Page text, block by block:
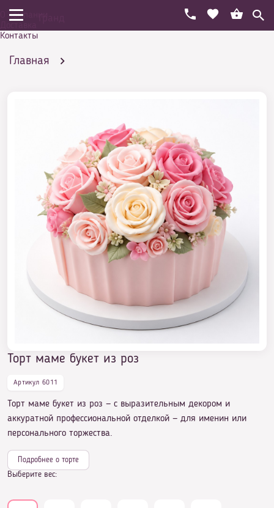
О компании
Контакты
Главная
Праздничный торт на день рождения
Женщине Торт маме на заказ
Торт маме букет из роз
Торт маме букет из роз
Артикул 6011
Торт маме букет из роз — с выразительным декором и
аккуратной профессиональной отделкой — для именин или
персонального торжества.
Подробнее о торте
Выберите вес: